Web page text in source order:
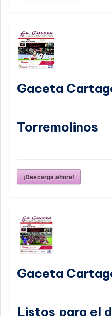
Gaceta
Torremolinos
¡Descarga ahora!
Gaceta
Listos para el